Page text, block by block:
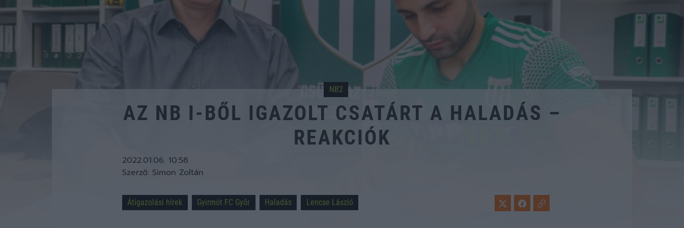
NB2
AZ NB I-BŐL IGAZOLT CSATÁRT A HALADÁS –
REAKCIÓK
2022.01.06. 10:58
Szerző: Simon Zoltán
Átigazolási hírek Gyirmót FC Győr Haladás Lencse László